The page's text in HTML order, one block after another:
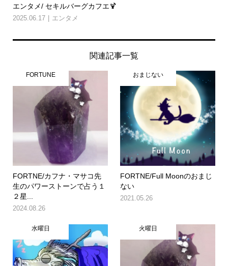
エンタメ/ セキルバーグカフエ🍹
2025.06.17 エンタメ
関連記事一覧
FORTUNE
FORTNE/カフナ・マサコ先
生のパワーストーンで占う１
２星...
2024.08.26
おまじない
FORTNE/Full Moonのおまじ
ない
2021.05.26
水曜日 火曜日